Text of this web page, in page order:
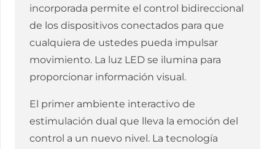
incorporada permite el control bidireccional
de los dispositivos conectados para que
cualquiera de ustedes pueda impulsar
movimiento. La luz LED se ilumina para
proporcionar información visual.
El primer ambiente interactivo de
estimulación dual que lleva la emoción del
control a un nuevo nivel. La tecnología